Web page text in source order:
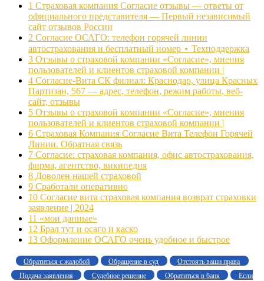
1 Страховая компания Согласие отзывы — ответы от
официального представителя — Первый независимый
сайт отзывов России
2 Согласие ОСАГО: телефон горячей линии
автострахования и бесплатный номер ⋆ Техподдержка
3 Отзывы о страховой компании «Согласие», мнения
пользователей и клиентов страховой компании |
4 Согласие-Вита СК филиал: Краснодар, улица Красных
Партизан, 567 — адрес, телефон, режим работы, веб-
сайт, отзывы
5 Отзывы о страховой компании «Согласие», мнения
пользователей и клиентов страховой компании |
6 Страховая Компания Согласие Вита Телефон Горячей
Линии. Обратная связь
7 Согласие: страховая компания, офис автострахования,
фирма, агентство, википедия
8 Доволен нашей страховой
9 Сработали оперативно
10 Согласие вита страховая компания возврат страховки
заявление | 2024
11 «мои данные»
12 Брал тут и осаго и каско
13 Оформление ОСАГО очень удобное и быстрое
Обратиться с жалобой Обращение в суд
Отстоять ваши права
Подача заявления
Судебное решение Обратиться в банк
Если